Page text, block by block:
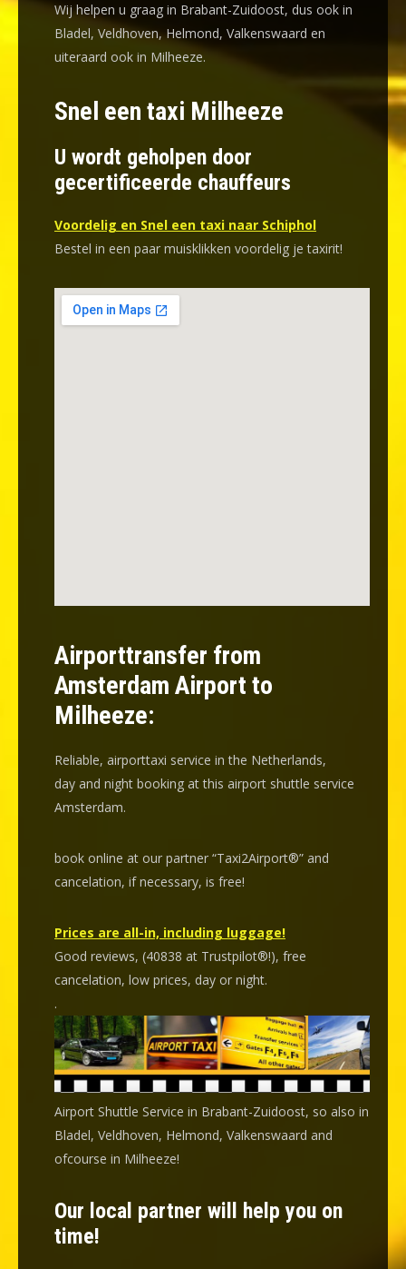
Wij helpen u graag in Brabant-Zuidoost, dus ook in
Bladel, Veldhoven, Helmond, Valkenswaard en
uiteraard ook in Milheeze.
Snel een taxi Milheeze
U wordt geholpen door
gecertificeerde chauffeurs
Voordelig en Snel een taxi naar Schiphol
Bestel in een paar muisklikken voordelig je taxirit!
Airporttransfer from
Amsterdam Airport to
Milheeze:
Reliable, airporttaxi service in the Netherlands,
day and night booking at this airport shuttle service
Amsterdam.
book online at our partner “Taxi2Airport®” and
cancelation, if necessary, is free!
Prices are all-in, including luggage!
Good reviews, (40838 at Trustpilot®!), free
cancelation, low prices, day or night.
.
Airport Shuttle Service in Brabant-Zuidoost, so also in
Bladel, Veldhoven, Helmond, Valkenswaard and
ofcourse in Milheeze!
Our local partner will help you on
time!